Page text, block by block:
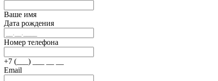
Ваше имя
Дата рождения
Номер телефона
+7 (___) ___ __ __
Email